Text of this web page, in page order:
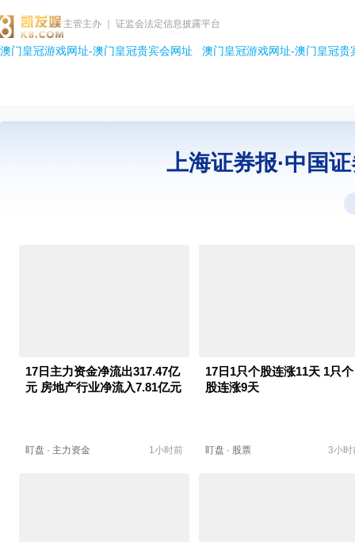
主管主办 ｜ 证监会法定信息披露平台
澳门皇冠游戏网址-澳门皇冠贵宾会网址 澳门皇冠游戏网址-澳门皇冠贵
上海证券报·中国
17日主力资金净流出317.47亿
元 房地产行业净流入7.81亿元
盯盘 · 主力资金 1小时前
17日1只个股连涨11天 1只个
股连涨9天
盯盘 · 股票 3小时